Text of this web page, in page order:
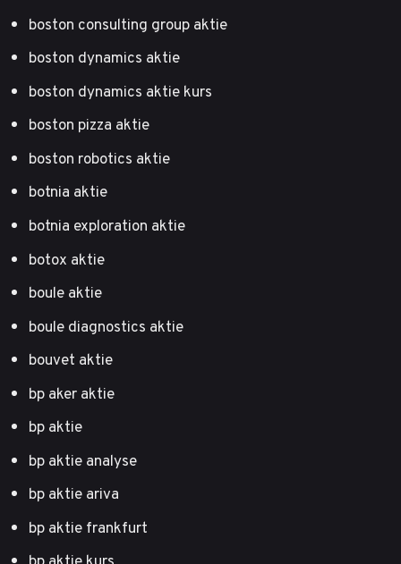
boston consulting group aktie
boston dynamics aktie
boston dynamics aktie kurs
boston pizza aktie
boston robotics aktie
botnia aktie
botnia exploration aktie
botox aktie
boule aktie
boule diagnostics aktie
bouvet aktie
bp aker aktie
bp aktie
bp aktie analyse
bp aktie ariva
bp aktie frankfurt